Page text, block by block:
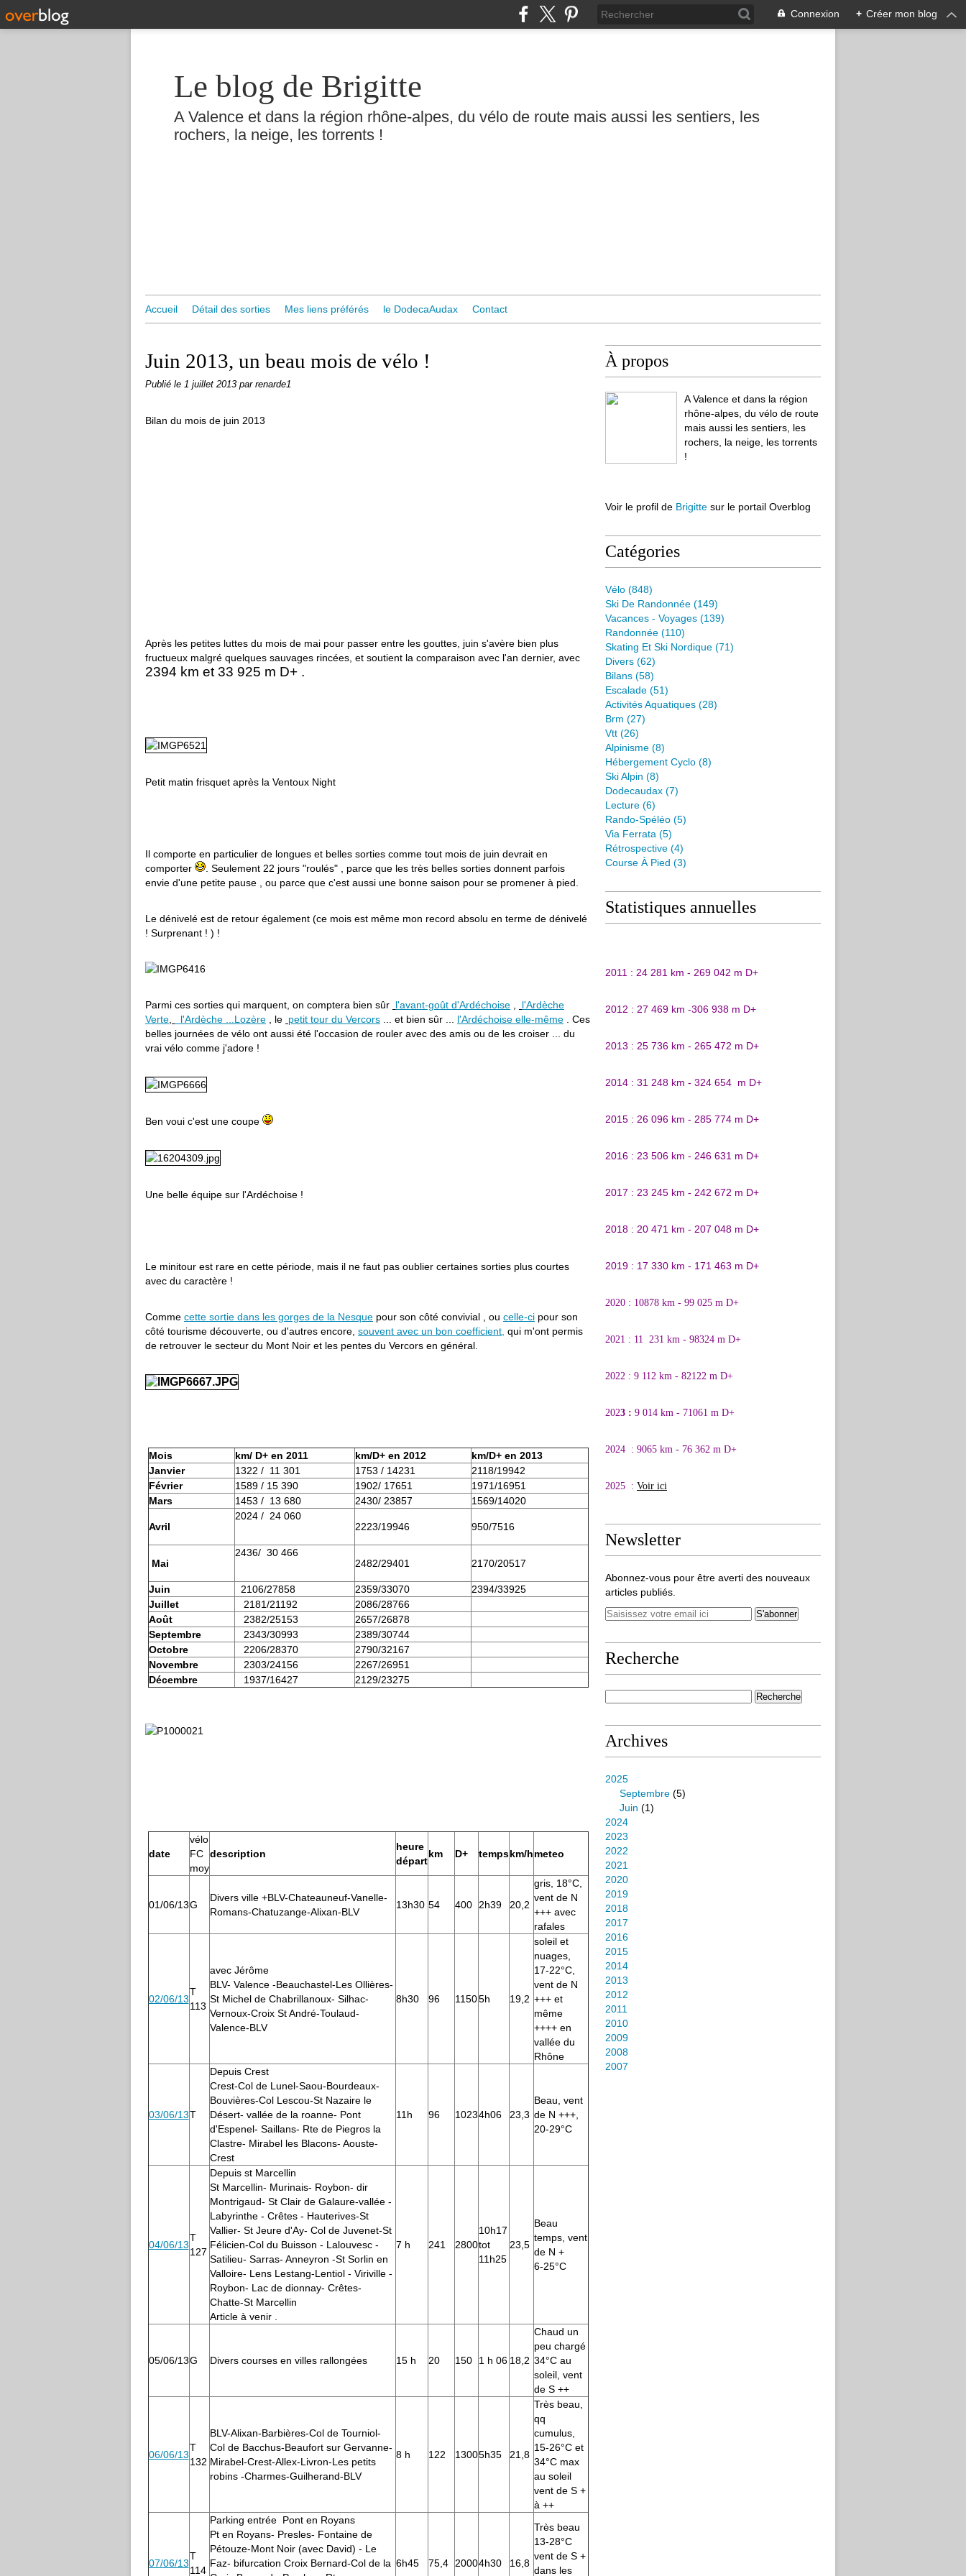
Connexion + Créer mon blog
Le blog de Brigitte
A Valence et dans la région rhône-alpes, du vélo de route mais aussi les sentiers, les
rochers, la neige, les torrents !
Accueil Détail des sorties Mes liens préférés le DodecaAudax Contact
Juin 2013, un beau mois de vélo !
Publié le 1 juillet 2013 par renarde1
Bilan du mois de juin 2013
Après les petites luttes du mois de mai pour passer entre les gouttes, juin s'avère bien plus
fructueux malgré quelques sauvages rincées, et soutient la comparaison avec l'an dernier, avec
2394 km et 33 925 m D+ .
Petit matin frisquet après la Ventoux Night
Il comporte en particulier de longues et belles sorties comme tout mois de juin devrait en
comporter
. Seulement 22 jours "roulés" , parce que les très belles sorties donnent parfois
envie d'une petite pause , ou parce que c'est aussi une bonne saison pour se promener à pied.
Le dénivelé est de retour également (ce mois est même mon record absolu en terme de dénivelé
! Surprenant ! ) !
Parmi ces sorties qui marquent, on comptera bien sûr l'avant-goût d'Ardéchoise
l'Ardèche
Verte
l'Ardèche ...Lozère , le petit tour du Vercors ... et bien sûr ... l'Ardéchoise elle-même . Ces
belles journées de vélo ont aussi été l'occasion de rouler avec des amis ou de les croiser ... du
vrai vélo comme j'adore !
Ben voui c'est une coupe
Une belle équipe sur l'Ardéchoise !
Le minitour est rare en cette période, mais il ne faut pas oublier certaines sorties plus courtes
avec du caractère !
Comme cette sortie dans les gorges de la Nesque pour son côté convivial , ou celle-ci pour son
côté tourisme découverte, ou d'autres encore, souvent avec un bon coefficient, qui m'ont permis
de retrouver le secteur du Mont Noir et les pentes du Vercors en général.
Mois km/ D+ en 2011 km/D+ en 2012
km/D+ en 2013
Janvier
1322 / 11 301 1753 / 14231
2118/19942
Février
1589 / 15 390 1902/ 17651
1971/16951
Mars
1453 / 13 680 2430/ 23857 1569/14020
Avril
2024 / 24 060
2223/19946
950/7516
Mai
2436/ 30 466
2482/29401
2170/20517
Juin 2106/27858 2359/33070
2394/33925
Juillet
2181/21192
2086/28766
Août
2382/25153
2657/26878
Septembre
2343/30993
2389/30744
Octobre
2206/28370
2790/32167
Novembre
2303/24156
2267/26951
Décembre
1937/16427 2129/23275
date
vélo
FC
moy
description
heure
départ
km D+ tempskm/hmeteo
01/06/13G
Divers ville +BLV-Chateauneuf-Vanelle-
Romans-Chatuzange-Alixan-BLV
13h30 54 400 2h39 20,2
gris, 18°C,
vent de N
+++ avec
rafales
02/06/13
T
113
avec Jérôme
BLV- Valence -Beauchastel-Les Ollières-
St Michel de Chabrillanoux- Silhac-
Vernoux-Croix St André-Toulaud-
Valence-BLV
8h30 96 11505h 19,2
soleil et
nuages,
17-22°C,
vent de N
+++ et
même
++++ en
vallée du
Rhône
03/06/13T
Depuis Crest
Crest-Col de Lunel-Saou-Bourdeaux-
Bouvières-Col Lescou-St Nazaire le
Désert- vallée de la roanne- Pont
d'Espenel- Saillans- Rte de Piegros la
Clastre- Mirabel les Blacons- Aouste-
Crest
11h 96 10234h06 23,3
Beau, vent
de N +++,
20-29°C
04/06/13
T
127
Depuis st Marcellin
St Marcellin- Murinais- Roybon- dir
Montrigaud- St Clair de Galaure-vallée -
Labyrinthe - Crêtes - Hauterives-St
Vallier- St Jeure d'Ay- Col de Juvenet-St
Félicien-Col du Buisson - Lalouvesc -
Satilieu- Sarras- Anneyron -St Sorlin en
Valloire- Lens Lestang-Lentiol - Viriville -
Roybon- Lac de dionnay- Crêtes-
Chatte-St Marcellin
Article à venir .
7 h 241 2800
10h17
tot
11h25
23,5
Beau
temps, vent
de N +
6-25°C
05/06/13G Divers courses en villes rallongées 15 h 20 150 1 h 06 18,2
Chaud un
peu chargé
34°C au
soleil, vent
de S ++
06/06/13
T
132
BLV-Alixan-Barbières-Col de Tourniol-
Col de Bacchus-Beaufort sur Gervanne-
Mirabel-Crest-Allex-Livron-Les petits
robins -Charmes-Guilherand-BLV
8 h 122 13005h35 21,8
Très beau,
qq
cumulus,
15-26°C et
34°C max
au soleil
vent de S +
à ++
07/06/13
T
114
Parking entrée Pont en Royans
Pt en Royans- Presles- Fontaine de
Pétouze-Mont Noir (avec David) - Le
Faz- bifurcation Croix Bernard-Col de la 6h45 75,4 20004h30 16,8
Très beau
13-28°C
vent de S +
dans les
À propos
A Valence et dans la région
rhône-alpes, du vélo de route
mais aussi les sentiers, les
rochers, la neige, les torrents
!
Voir le profil de Brigitte sur le portail Overblog
Catégories
Vélo (848)
Ski De Randonnée (149)
Vacances - Voyages (139)
Randonnée (110)
Skating Et Ski Nordique (71)
Divers (62)
Bilans (58)
Escalade (51)
Activités Aquatiques (28)
Brm (27)
Vtt (26)
Alpinisme (8)
Hébergement Cyclo (8)
Ski Alpin (8)
Dodecaudax (7)
Lecture (6)
Rando-Spéléo (5)
Via Ferrata (5)
Rétrospective (4)
Course À Pied (3)
Statistiques annuelles
2011 : 24 281 km - 269 042 m D+
2012 : 27 469 km -306 938 m D+
2013 : 25 736 km - 265 472 m D+
2014 : 31 248 km - 324 654 m D+
2015 : 26 096 km - 285 774 m D+
2016 : 23 506 km - 246 631 m D+
2017 : 23 245 km - 242 672 m D+
2018 : 20 471 km - 207 048 m D+
2019 : 17 330 km - 171 463 m D+
2020 : 10878 km - 99 025 m D+
2021 : 11 231 km - 98324 m D+
2022 : 9 112 km - 82122 m D+
2023 : 9 014 km - 71061 m D+
2024 : 9065 km - 76 362 m D+
2025 : Voir ici
Newsletter
Abonnez-vous pour être averti des nouveaux
articles publiés.
Recherche
Archives
2025
Septembre (5)
Juin (1)
2024
2023
2022
2021
2020
2019
2018
2017
2016
2015
2014
2013
2012
2011
2010
2009
2008
2007